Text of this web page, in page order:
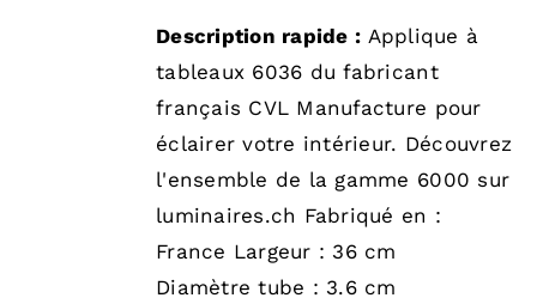
Description rapide : Applique à
tableaux 6036 du fabricant
français CVL Manufacture pour
éclairer votre intérieur. Découvrez
l'ensemble de la gamme 6000 sur
luminaires.ch Fabriqué en :
France Largeur : 36 cm
Diamètre tube : 3.6 cm